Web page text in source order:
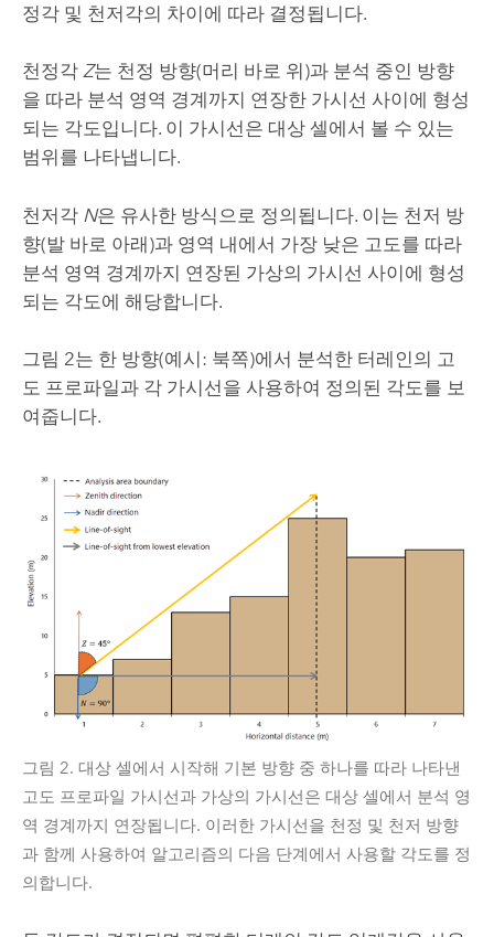
정각 및 천저각의 차이에 따라 결정됩니다.
천정각 Z는 천정 방향(머리 바로 위)과 분석 중인 방향
을 따라 분석 영역 경계까지 연장한 가시선 사이에 형성
되는 각도입니다. 이 가시선은 대상 셀에서 볼 수 있는
범위를 나타냅니다.
천저각 N은 유사한 방식으로 정의됩니다. 이는 천저 방
향(발 바로 아래)과 영역 내에서 가장 낮은 고도를 따라
분석 영역 경계까지 연장된 가상의 가시선 사이에 형성
되는 각도에 해당합니다.
그림 2는 한 방향(예시: 북쪽)에서 분석한 터레인의 고
도 프로파일과 각 가시선을 사용하여 정의된 각도를 보
여줍니다.
그림 2. 대상 셀에서 시작해 기본 방향 중 하나를 따라 나타낸
고도 프로파일 가시선과 가상의 가시선은 대상 셀에서 분석 영
역 경계까지 연장됩니다. 이러한 가시선을 천정 및 천저 방향
과 함께 사용하여 알고리즘의 다음 단계에서 사용할 각도를 정
의합니다.